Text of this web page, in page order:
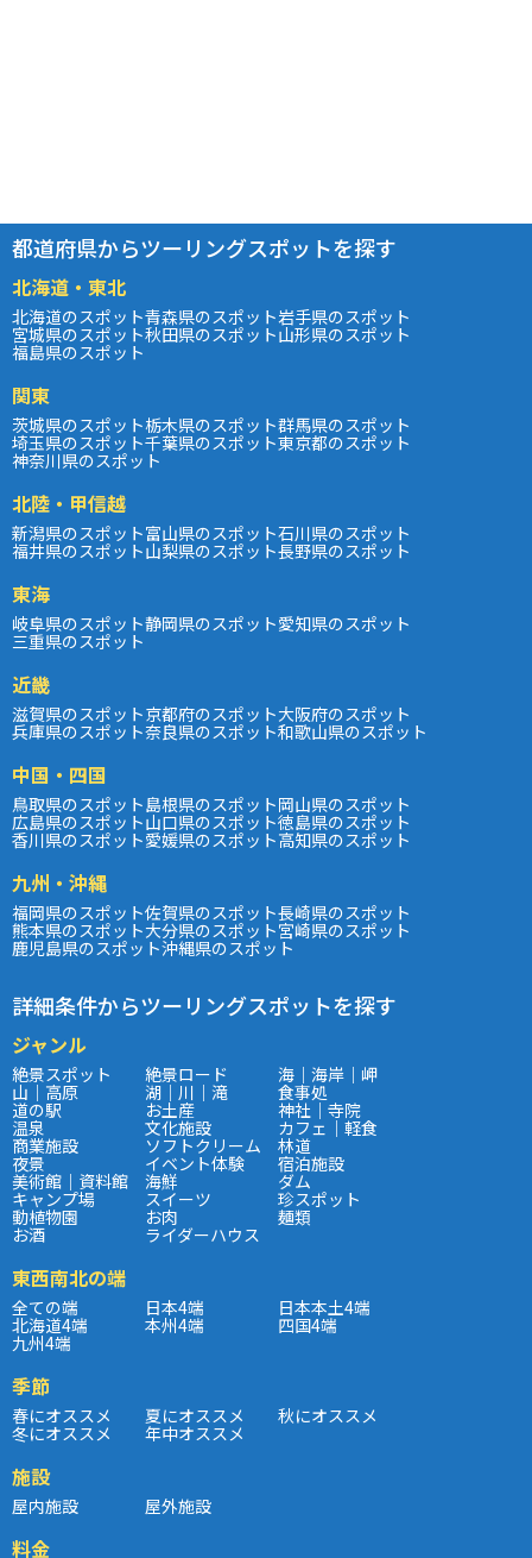
都道府県からツーリングスポットを探す
北海道・東北
北海道のスポット青森県のスポット岩手県のスポット
宮城県のスポット秋田県のスポット山形県のスポット
福島県のスポット
関東
茨城県のスポット栃木県のスポット群馬県のスポット
埼玉県のスポット千葉県のスポット東京都のスポット
神奈川県のスポット
北陸・甲信越
新潟県のスポット富山県のスポット石川県のスポット
福井県のスポット山梨県のスポット長野県のスポット
東海
岐阜県のスポット静岡県のスポット愛知県のスポット
三重県のスポット
近畿
滋賀県のスポット京都府のスポット大阪府のスポット
兵庫県のスポット奈良県のスポット和歌山県のスポット
中国・四国
鳥取県のスポット島根県のスポット岡山県のスポット
広島県のスポット山口県のスポット徳島県のスポット
香川県のスポット愛媛県のスポット高知県のスポット
九州・沖縄
福岡県のスポット佐賀県のスポット長崎県のスポット
熊本県のスポット大分県のスポット宮崎県のスポット
鹿児島県のスポット沖縄県のスポット
詳細条件からツーリングスポットを探す
ジャンル
絶景スポット 絶景ロード 海｜海岸｜岬
山｜高原 湖｜川｜滝 食事処
道の駅 お土産 神社｜寺院
温泉 文化施設 カフェ｜軽食
商業施設 ソフトクリーム 林道
夜景 イベント体験 宿泊施設
美術館｜資料館 海鮮 ダム
キャンプ場 スイーツ 珍スポット
動植物園 お肉 麺類
お酒 ライダーハウス
東西南北の端
全ての端 日本4端 日本本土4端
北海道4端 本州4端 四国4端
九州4端
季節
春にオススメ 夏にオススメ 秋にオススメ
冬にオススメ 年中オススメ
施設
屋内施設 屋外施設
料金